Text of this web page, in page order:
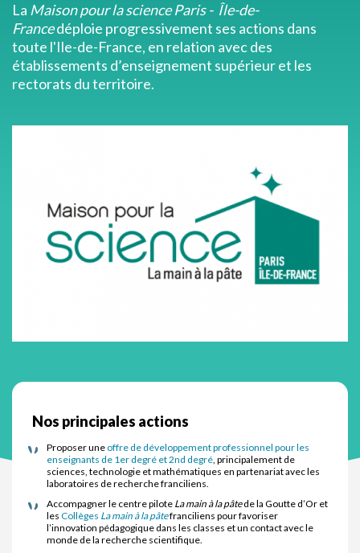
La Maison pour la science Paris - Île-de-
Francedéploie progressivement ses actions dans
toute l'Ile-de-France, en relation avec des
établissements d’enseignement supérieur et les
rectorats du territoire.
Nos principales actions
Proposer une offre de développement professionnel pour les
enseignants de 1er degré et 2nd degré, principalement de
sciences, technologie et mathématiques en partenariat avec les
laboratoires de recherche franciliens.
Accompagner le centre pilote La main à la pâtede la Goutte d’Or et
les Collèges La main à la pâtefranciliens pour favoriser
l’innovation pédagogique dans les classes et un contact avec le
monde de la recherche scientifique.